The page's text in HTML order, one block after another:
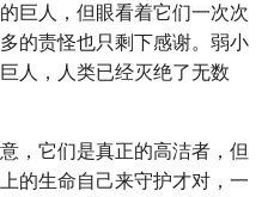
巨人，但眼看着它们一次次
的责怪也只剩下感谢。弱小
人，人类已经灭绝了无数
，它们是真正的高洁者，但
的生命自己来守护才对，一